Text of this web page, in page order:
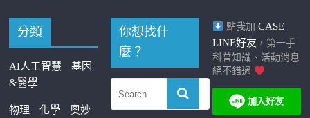
分類
AI人工智慧
基因
&醫學
物理 化學
奧妙
你想找什
麼？
點我加 CASE
LINE好友 ，第一手
科普知識、活動消息
絕不錯過